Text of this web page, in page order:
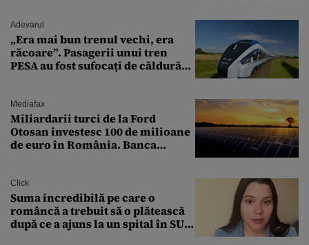
Adevarul
„Era mai bun trenul vechi, era
răcoare”. Pasagerii unui tren
PESA au fost sufocați de căldură
Mediafax
Miliardarii turci de la Ford
Otosan investesc 100 de milioane
de euro în România. Banca
Click
Suma incredibilă pe care o
româncă a trebuit să o plătească
după ce a ajuns la un spital în SUA: